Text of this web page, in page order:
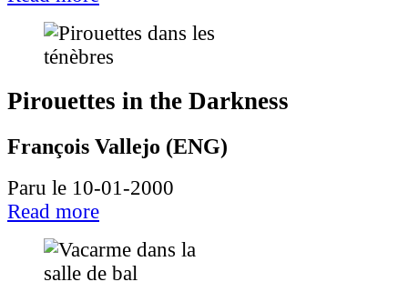
Pirouettes in the Darkness
François Vallejo (ENG)
Paru le 10-01-2000
Read more